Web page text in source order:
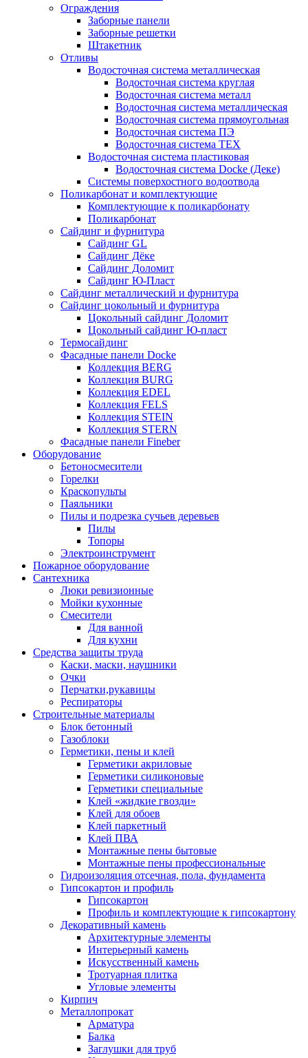
Ограждения
Заборные панели
Заборные решетки
Штакетник
Отливы
Водосточная система металлическая
Водосточная система круглая
Водосточная система металл
Водосточная система металлическая
Водосточная система прямоугольная
Водосточная система ПЭ
Водосточная система ТЕХ
Водосточная система пластиковая
Водосточная система Docke (Деке)
Системы поверхостного водоотвода
Поликарбонат и комплектующие
Комплектующие к поликарбонату
Поликарбонат
Сайдинг и фурнитура
Сайдинг GL
Сайдинг Дёке
Сайдинг Доломит
Сайдинг Ю-Пласт
Сайдинг металлический и фурнитура
Сайдинг цокольный и фурнитура
Цокольный сайдинг Доломит
Цокольный сайдинг Ю-пласт
Термосайдинг
Фасадные панели Docke
Коллекция BERG
Коллекция BURG
Коллекция EDEL
Коллекция FELS
Коллекция STEIN
Коллекция STERN
Фасадные панели Fineber
Оборудование
Бетоносмесители
Горелки
Краскопульты
Паяльники
Пилы и подрезка сучьев деревьев
Пилы
Топоры
Электроинструмент
Пожарное оборудование
Сантехника
Люки ревизионные
Мойки кухонные
Смесители
Для ванной
Для кухни
Средства защиты труда
Каски, маски, наушники
Очки
Перчатки,рукавицы
Респираторы
Строительные материалы
Блок бетонный
Газоблоки
Герметики, пены и клей
Герметики акриловые
Герметики силиконовые
Герметики специальные
Клей «жидкие гвозди»
Клей для обоев
Клей паркетный
Клей ПВА
Монтажные пены бытовые
Монтажные пены профессиональные
Гидроизоляция отсечная, пола, фундамента
Гипсокартон и профиль
Гипсокартон
Профиль и комплектующие к гипсокартону
Декоративный камень
Архитектурные элементы
Интерьерный камень
Искусственный камень
Тротуарная плитка
Угловые элементы
Кирпич
Металлопрокат
Арматура
Балка
Заглушки для труб